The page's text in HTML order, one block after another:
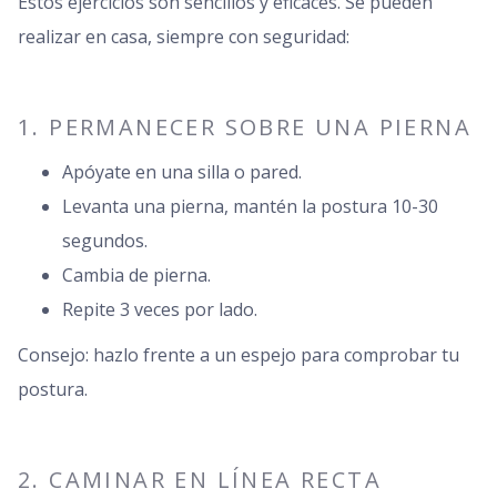
realizar en casa, siempre con seguridad:
1. PERMANECER SOBRE UNA PIERNA
Apóyate en una silla o pared.
Levanta una pierna, mantén la postura 10-30
segundos.
Cambia de pierna.
Repite 3 veces por lado.
Consejo: hazlo frente a un espejo para comprobar tu
postura.
2. CAMINAR EN LÍNEA RECTA